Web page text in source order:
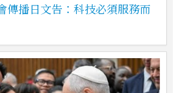
傳播日文告：科技必須服務而